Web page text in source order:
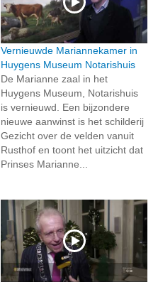
Vernieuwde Mariannekamer in
Huygens Museum Notarishuis
De Marianne zaal in het
Huygens Museum, Notarishuis
is vernieuwd. Een bijzondere
nieuwe aanwinst is het schilderij
Gezicht over de velden vanuit
Rusthof en toont het uitzicht dat
Prinses Marianne...